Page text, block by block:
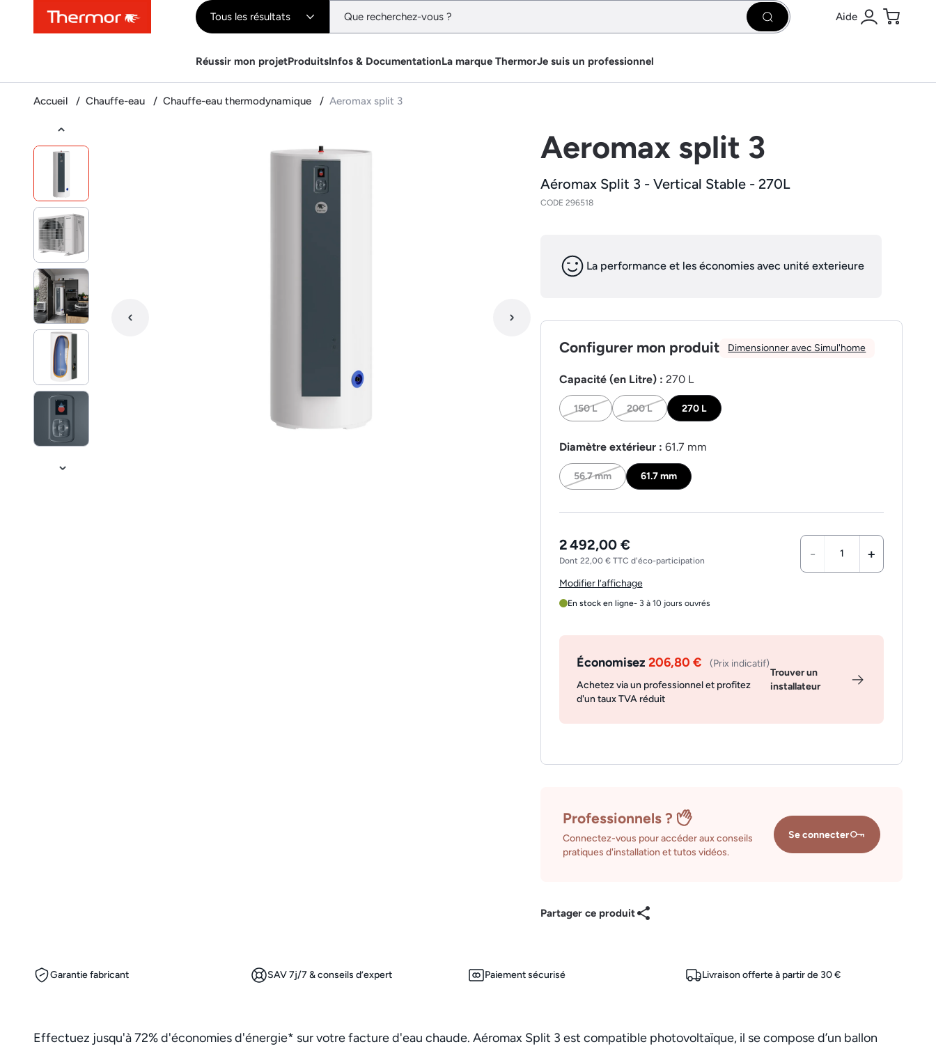
ContenuMenuRecherche Tous les résultats Rechercher Aide
Se connecter
Panier
Réussir mon projetProduitsInfos & DocumentationLa marque ThermorJe suis un professionnel
Accueil Chauffe-eau Chauffe-eau thermodynamique Aeromax split 3
Aeromax split 3
Aéromax Split 3 - Vertical Stable - 270L
CODE 296518
La performance et les économies avec unité exterieure
Configurer mon produit Dimensionner avec Simul'home
Capacité (en Litre) : 270 L
150 L 200 L 270 L
Diamètre extérieur : 61.7 mm
56.7 mm 61.7 mm
2 492,00 €
Dont 22,00 € TTC d'éco-participation - +
Modifier l’affichage
En stock en ligne- 3 à 10 jours ouvrés
Économisez206,80 €
(Prix indicatif)
Achetez via un professionnel et profitez
d'un taux TVA réduit
Trouver un
installateur
Professionnels ?
Connectez-vous pour accéder aux conseils
pratiques d'installation et tutos vidéos.
Se connecter
Partager ce produit
Garantie fabricant SAV 7j/7 & conseils d’expert Paiement sécurisé Livraison offerte à partir de 30 €
Effectuez jusqu'à 72% d'économies d'énergie* sur votre facture d'eau chaude. Aéromax Split 3 est compatible photovoltaïque, il se compose d’un ballon